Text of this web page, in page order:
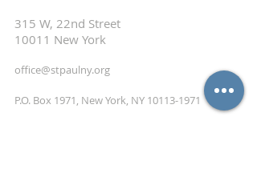
315 W, 22nd Street
10011 New York
office@stpaulny.org
P.O. Box 1971, New York, NY 10113-1971